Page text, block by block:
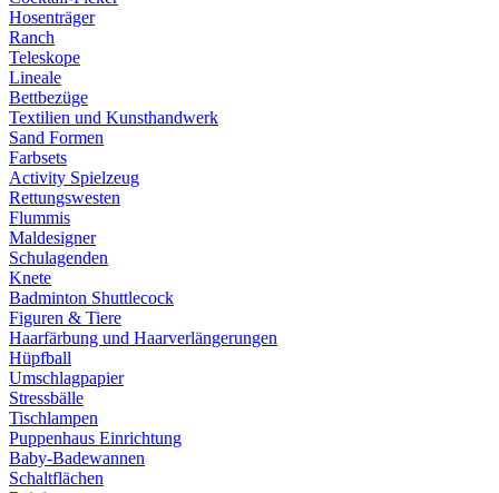
Hosenträger
Ranch
Teleskope
Lineale
Bettbezüge
Textilien und Kunsthandwerk
Sand Formen
Farbsets
Activity Spielzeug
Rettungswesten
Flummis
Maldesigner
Schulagenden
Knete
Badminton Shuttlecock
Figuren & Tiere
Haarfärbung und Haarverlängerungen
Hüpfball
Umschlagpapier
Stressbälle
Tischlampen
Puppenhaus Einrichtung
Baby-Badewannen
Schaltflächen